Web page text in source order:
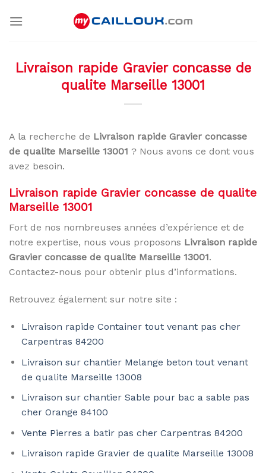
Livraison rapide Gravier concasse de
qualite Marseille 13001
A la recherche de Livraison rapide Gravier concasse
de qualite Marseille 13001 ? Nous avons ce dont vous
avez besoin.
Livraison rapide Gravier concasse de qualite
Marseille 13001
Fort de nos nombreuses années d’expérience et de
notre expertise, nous vous proposons Livraison rapide
Gravier concasse de qualite Marseille 13001.
Contactez-nous pour obtenir plus d’informations.
Retrouvez également sur notre site :
Livraison rapide Container tout venant pas cher
Carpentras 84200
Livraison sur chantier Melange beton tout venant
de qualite Marseille 13008
Livraison sur chantier Sable pour bac a sable pas
cher Orange 84100
Vente Pierres a batir pas cher Carpentras 84200
Livraison rapide Gravier de qualite Marseille 13008